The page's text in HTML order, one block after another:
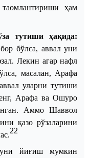
ҳам
тутиши ҳақида:
бор бўлса, аввал уни
. Лекин агар нафл
, масалан, Арафа
аввал уларни тутиши
, Арафа ва Ошуро
. Аммо
Шаввол
қазо рўзаларини
.22
йиғиш
мумкин